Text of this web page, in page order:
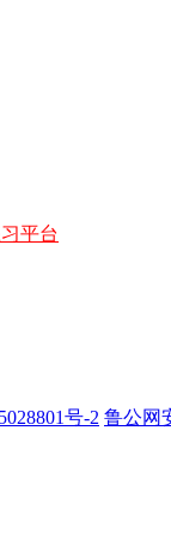
平台
号-2 鲁公网